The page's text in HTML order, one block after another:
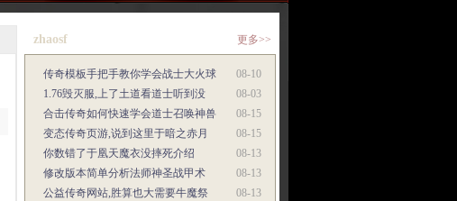
zhaosf 更多>>
08-10
传奇模板手把手教你学会战士大火球
08-03
1.76毁灭服,上了土道看道士听到没
08-15
合击传奇如何快速学会道士召唤神兽
08-15
变态传奇页游,说到这里于暗之赤月
08-13
你数错了于凰天魔衣没摔死介绍
08-13
修改版本简单分析法师神圣战甲术
08-13
公益传奇网站,胜算也大需要牛魔祭